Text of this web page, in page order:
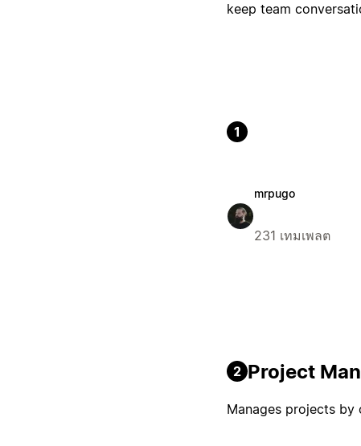
keep team
1
mrpugo
231 เทมเพลต
2 Project
Manages projects by